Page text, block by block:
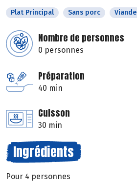
Plat Principal Sans porc Viande
Nombre de personnes
0 personnes
Préparation
40 min
Cuisson
30 min
Ingrédients
Pour 4 personnes